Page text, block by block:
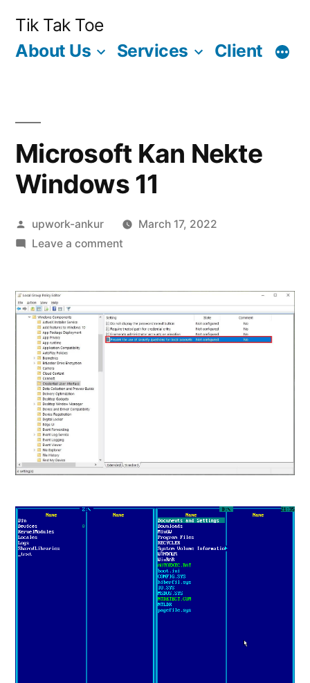
Tik Tak Toe
About Us
Services Client
Microsoft Kan Nekte
Windows 11
Posted
by
upwork-ankur
March 17, 2022
Leave a commenton
Windows
11